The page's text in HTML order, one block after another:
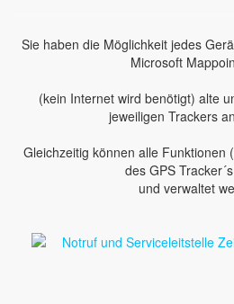
Sie haben die Möglichkeit jedes
Microsoft
(kein Internet wird benötigt) alte
jeweiligen Trackers
Gleichzeitig können alle Funktionen
des GPS
und verwaltet